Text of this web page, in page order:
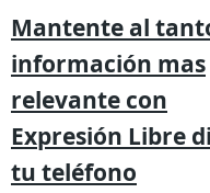
Mantente al
información mas
relevante con
Expresión Libre
tu teléfono